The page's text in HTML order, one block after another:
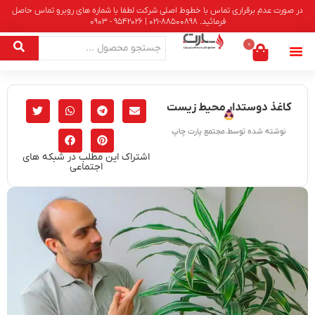
در صورت عدم برقراری تماس با خطوط اصلی شرکت لطفا با شماره های روبرو تماس حاصل
فرمائید. 88500898-021 | 9542026 - 0903
0
کاغذ دوستدار محیط زیست
نوشته شده توسط.مجتمع پارت چاپ
اشتراک این مطلب در شبکه های
اجتماعی